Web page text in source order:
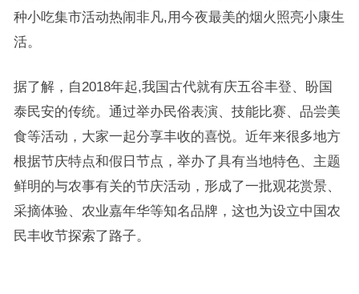
种小吃集市活动热闹非凡,用今夜最美的烟火照亮小康生
活。
据了解，自2018年起,我国古代就有庆五谷丰登、盼国
泰民安的传统。通过举办民俗表演、技能比赛、品尝美
食等活动，大家一起分享丰收的喜悦。近年来很多地方
根据节庆特点和假日节点，举办了具有当地特色、主题
鲜明的与农事有关的节庆活动，形成了一批观花赏景、
采摘体验、农业嘉年华等知名品牌，这也为设立中国农
民丰收节探索了路子。